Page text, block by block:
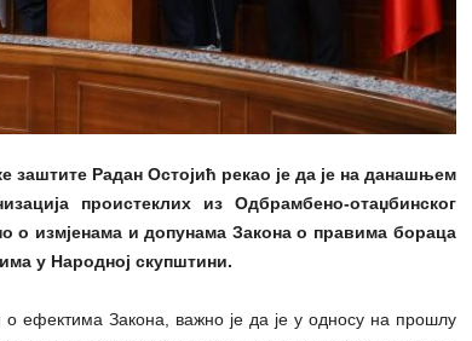
заштите Радан Остојић рекао је да је на данашњем
проистеклих из Одбрамбено-отаџбинског
о измјенама и допунама Закона о правима бораца
у Народној скупштини.
ефектима Закона, важно је да је у односу на прошлу